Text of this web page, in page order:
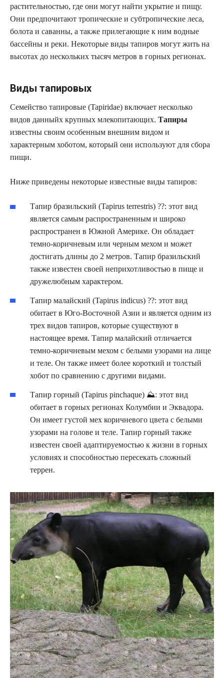
растительностью, где они могут найти укрытие и пищу.
Они предпочитают тропические и субтропические леса,
болота и саванны, а также прилегающие к ним водные
бассейны и реки. Некоторые виды тапиров могут жить на
высотах до нескольких тысяч метров в горных регионах.
Виды тапировых
Семейство тапировые (Tapiridae) включает несколько
видов данныйх крупных млекопитающих. Тапиры
известны своим особенным внешним видом и
характерным хоботом, который они используют для сбора
пищи.
Ниже приведены некоторые известные виды тапиров:
Тапир бразильский (Tapirus terrestris) ??: этот вид
является самым распространенным и широко
распространен в Южной Америке. Он обладает
темно-коричневым или черным мехом и может
достигать длины до 2 метров. Тапир бразильский
также известен своей неприхотливостью в пище и
дружелюбным характером.
Тапир малайский (Tapirus indicus) ??: этот вид
обитает в Юго-Восточной Азии и является одним из
трех видов тапиров, которые существуют в
настоящее время. Тапир малайский отличается
темно-коричневым мехом с белыми узорами на лице
и теле. Он также имеет более короткий и толстый
хобот по сравнению с другими видами.
Тапир горный (Tapirus pinchaque) ⛰️: этот вид
обитает в горных регионах Колумбии и Эквадора.
Он имеет густой мех коричневого цвета с белыми
узорами на голове и теле. Тапир горный также
известен своей адаптируемостью к жизни в горных
условиях и способностью пересекать сложный
террен.